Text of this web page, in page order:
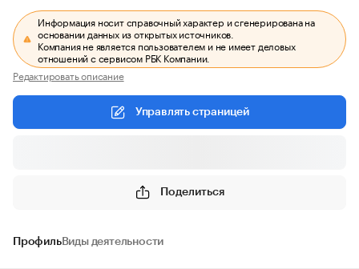
Информация носит справочный характер и сгенерирована на
основании данных из открытых источников.
Компания не является пользователем и не имеет деловых
отношений с сервисом РБК Компании.
Редактировать описание
Управлять страницей
Поделиться
ПрофильВиды деятельности